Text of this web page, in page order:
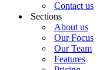
Contact us
Sections
About us
Our Focus
Our Team
Features